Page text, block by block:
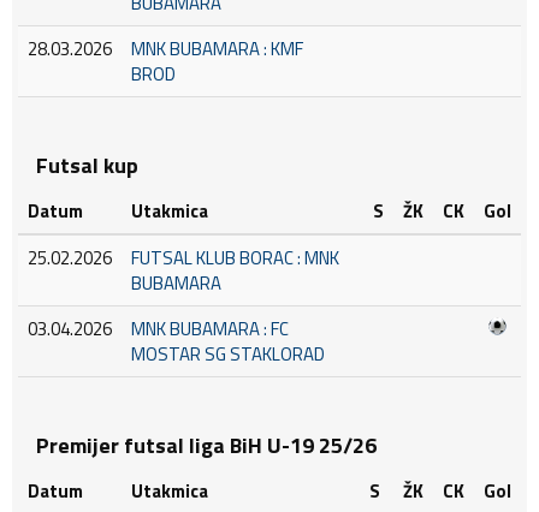
28.03.2026
MNK BUBAMARA : KMF
BROD
Futsal kup
Datum Utakmica S ŽK CK
Gol
25.02.2026
FUTSAL KLUB BORAC : MNK
BUBAMARA
03.04.2026
MNK BUBAMARA : FC
MOSTAR SG STAKLORAD
Premijer futsal liga BiH U-19 25/26
Datum Utakmica S ŽK CK
Gol